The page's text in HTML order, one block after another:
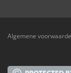
Algemene